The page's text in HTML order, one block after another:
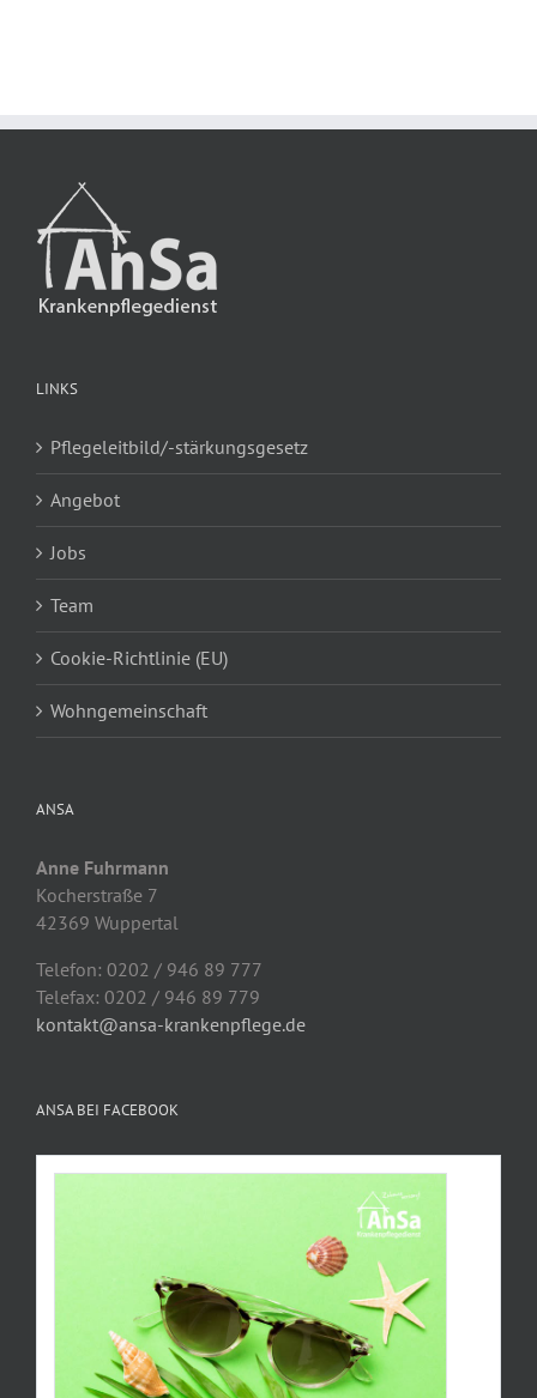
LINKS
Pflegeleitbild/-stärkungsgesetz
Angebot
Jobs
Team
Cookie-Richtlinie (EU)
Wohngemeinschaft
ANSA
Anne Fuhrmann
Kocherstraße 7
42369 Wuppertal
Telefon: 0202 / 946 89 777
Telefax: 0202 / 946 89 779
kontakt@ansa-krankenpflege.de
ANSA BEI FACEBOOK